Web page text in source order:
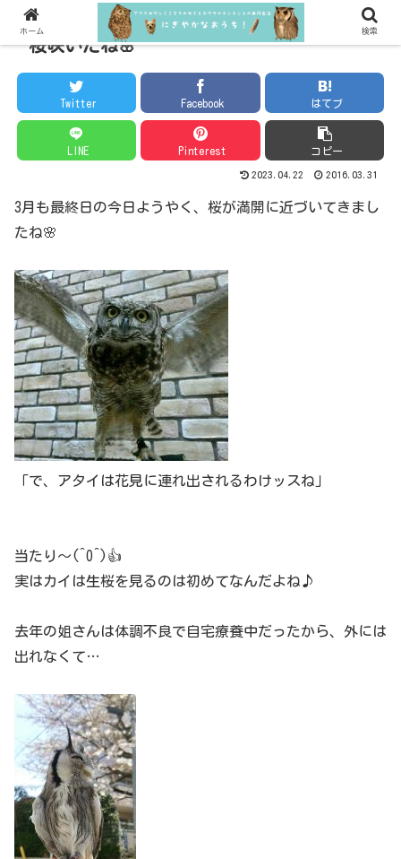
桜咲いたね🌸
Twitter Facebook はてブ
LINE Pinterest コピー
2023.04.22 2016.03.31
3月も最終日の今日ようやく、桜が満開に近づいてきまし
たね🌸
「で、アタイは花見に連れ出されるわけッスね」
当たり～(^O^)👍
実はカイは生桜を見るのは初めてなんだよね♪
去年の姐さんは体調不良で自宅療養中だったから、外には
出れなくて…
ホーム 検索